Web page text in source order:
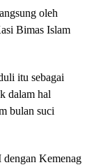
oleh
Bimas Islam
itu sebagai
dalam hal
bulan suci
Kemenag